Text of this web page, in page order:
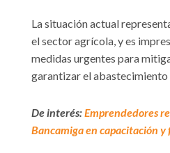
La situación actual
el sector agrícola, y es
medidas urgentes para
garantizar el abastecimiento
De interés:Emprendedores
Bancamiga en capacitación